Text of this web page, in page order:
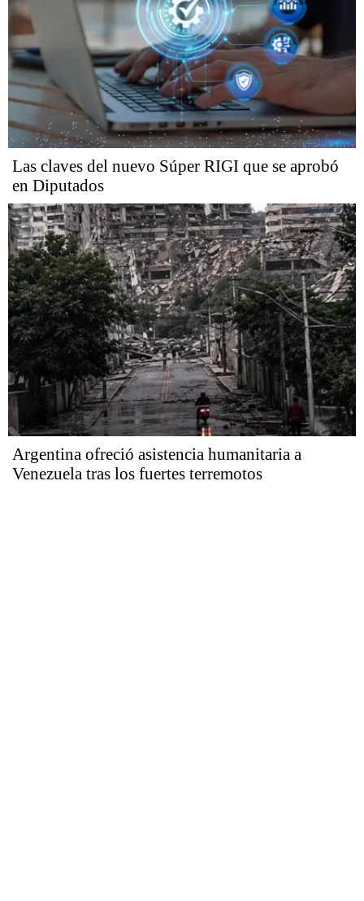
Las claves del nuevo Súper RIGI que se aprobó
en Diputados
Argentina ofreció asistencia humanitaria a
Venezuela tras los fuertes terremotos